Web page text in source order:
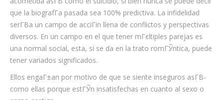
que la biografГ­a pasada sea 100% predictiva. La infidelidad
serГ­В­a un campo de acciГіn llena de conflictos y perspectivas
diversos. En un campo en el que tener mГєltiples parejas es
una normal social, esta, si se da en la trato romГЎntica, puede
tener variados significados.
Ellos engaГ±an por motivo de que se siente inseguros asГ­В­
como ellas porque estГЎn insatisfechas en cuanto al sexo o